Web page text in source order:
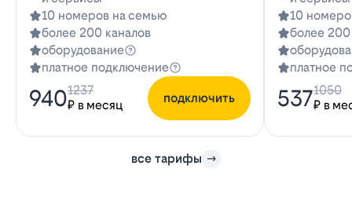
10 номеров на семью
более 200 каналов
оборудование
платное подключение
940₽ в месяц
1237
подключить
10
более 200
платное
537₽ в
1050
все тарифы